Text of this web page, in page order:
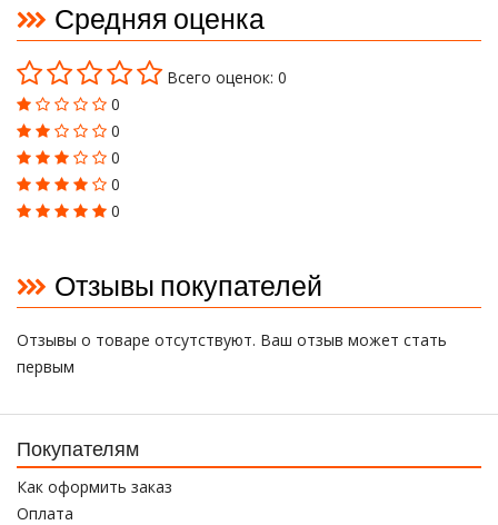
Средняя оценка
Всего оценок: 0
0
0
0
0
0
Отзывы покупателей
Отзывы о товаре отсутствуют. Ваш отзыв может стать
первым
Покупателям
Как оформить заказ
Оплата